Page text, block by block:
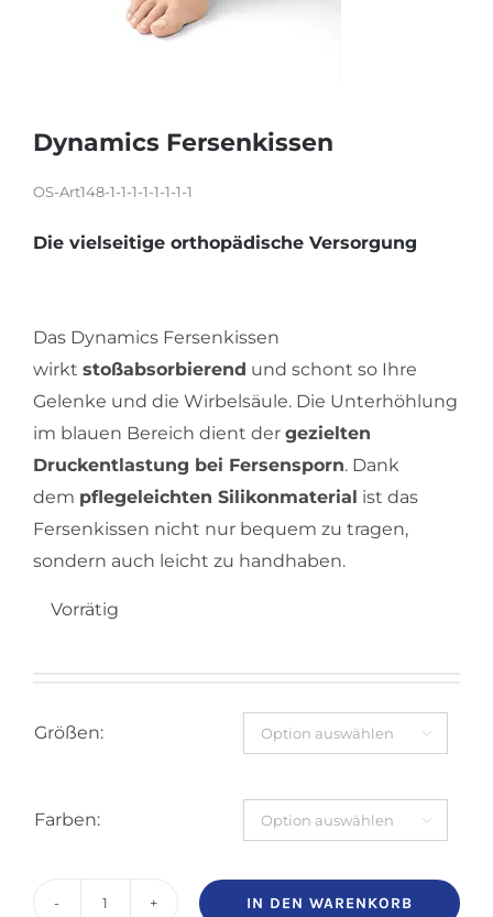
Dynamics Fersenkissen
OS-Art148-1-1-1-1-1-1-1-1
Die vielseitige orthopädische Versorgung
Das Dynamics Fersenkissen
wirkt stoßabsorbierend und schont so Ihre
Gelenke und die Wirbelsäule. Die Unterhöhlung
im blauen Bereich dient der gezielten
Druckentlastung bei Fersensporn. Dank
dem pflegeleichten Silikonmaterial ist das
Fersenkissen nicht nur bequem zu tragen,
sondern auch leicht zu handhaben.
Vorrätig
Größen: 
Farben: 
IN DEN WARENKORB